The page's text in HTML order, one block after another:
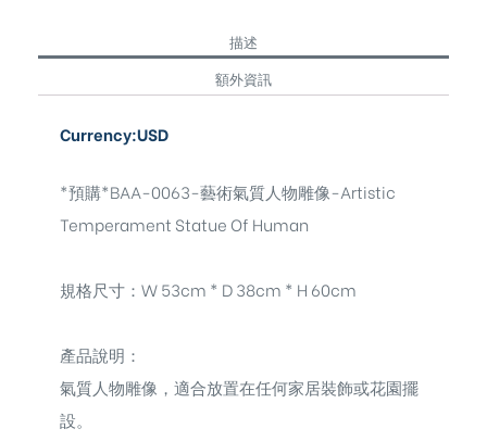
描述
額外資訊
Currency:USD
*預購*BAA-0063-藝術氣質人物雕像-Artistic
Temperament Statue Of Human
規格尺寸：W 53cm * D 38cm * H 60cm
產品說明：
氣質人物雕像， 適合放置在任何家居裝飾或花園擺
設。